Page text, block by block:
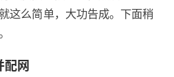
这么简单，大功告成。下面稍
配网